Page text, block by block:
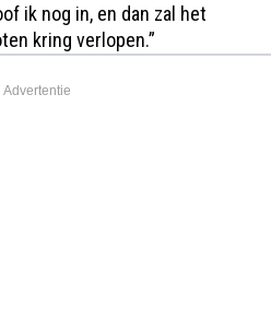
ik nog in, en dan zal het
kring verlopen.”